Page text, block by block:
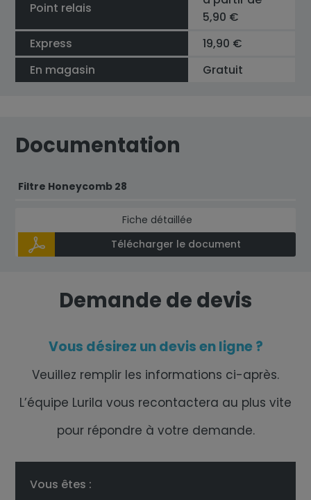
Point relais
5,90 €
Express
19,90 €
En magasin
Gratuit
Documentation
Filtre Honeycomb 28
Fiche détaillée
Télécharger le document
Demande de devis
Vous désirez un devis en ligne ?
Veuillez remplir les informations ci-après.
L’équipe Lurila vous recontactera au plus vite
pour répondre à votre demande.
Vous êtes :